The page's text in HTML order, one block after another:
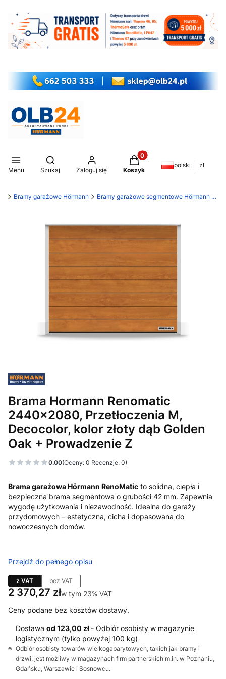
Menu
Otwórz wyszukiwarkę
Szukaj Zaloguj się
Produkty w koszyku: 0.
Koszyk
polski zł
Bramy garażowe Hörmann Bramy garażowe segmentowe Hörmann RenoMatic
Brama Hormann Renomatic
2440x2080, Przetłoczenia M,
Decocolor, kolor złoty dąb Golden
Oak + Prowadzenie Z
0.00(Oceny: 0 Recenzje: 0)
Brama garażowa Hörmann RenoMatic to solidna, ciepła i
bezpieczna brama segmentowa o grubości 42 mm. Zapewnia
wygodę użytkowania i niezawodność. Idealna do garaży
przydomowych – estetyczna, cicha i dopasowana do
nowoczesnych domów.
Przejdź do pełnego opisu
z VAT bez VAT
Cena
2 370,27 złw tym 23% VAT
w tym 23% VAT
Ceny podane bez kosztów dostawy.
Dostawa od 123,00 zł - Odbiór osobisty w magazynie
logistycznym (tylko powyżej 100 kg)
Odbiór osobisty towarów wielkogabarytowych, takich jak bramy i
drzwi, jest możliwy w magazynach firm partnerskich m.in. w Poznaniu,
Gdańsku, Warszawie i Sosnowcu.